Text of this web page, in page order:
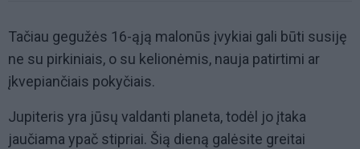
Tačiau gegužės 16-ąją malonūs įvykiai gali būti susiję
ne su pirkiniais, o su kelionėmis, nauja patirtimi ar
įkvepiančiais pokyčiais.
Jupiteris yra jūsų valdanti planeta, todėl jo įtaka
jaučiama ypač stipriai. Šią dieną galėsite greitai